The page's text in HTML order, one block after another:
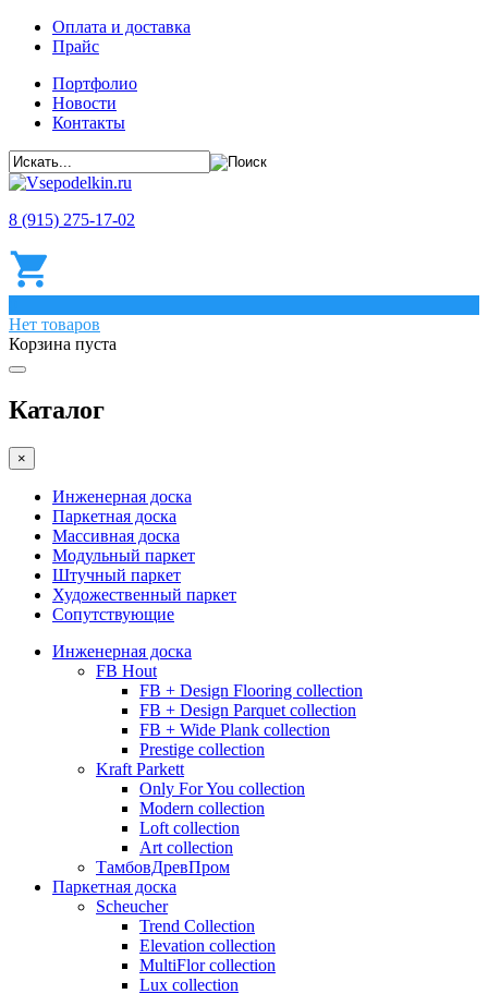
Оплата и доставка
Прайс
Портфолио
Новости
Контакты
8 (915) 275-17-02
Нет товаров
Корзина пуста
Каталог
×
Инженерная доска
Паркетная доска
Массивная доска
Модульный паркет
Штучный паркет
Художественный паркет
Сопутствующие
Инженерная доска
FB Hout
FB + Design Flooring collection
FB + Design Parquet collection
FB + Wide Plank collection
Prestige collection
Kraft Parkett
Only For You collection
Modern collection
Loft collection
Art collection
ТамбовДревПром
Паркетная доска
Scheucher
Trend Collection
Elevation collection
MultiFlor collection
Lux collection